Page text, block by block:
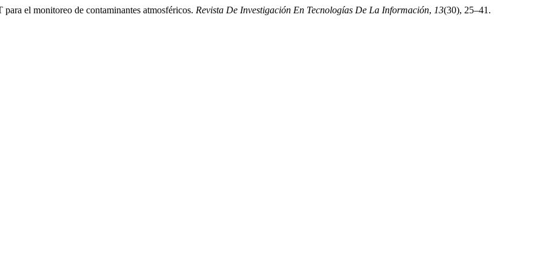
el monitoreo de contaminantes atmosféricos. Revista De Investigación En Tecnologías De La Información, 13(30), 25–41.